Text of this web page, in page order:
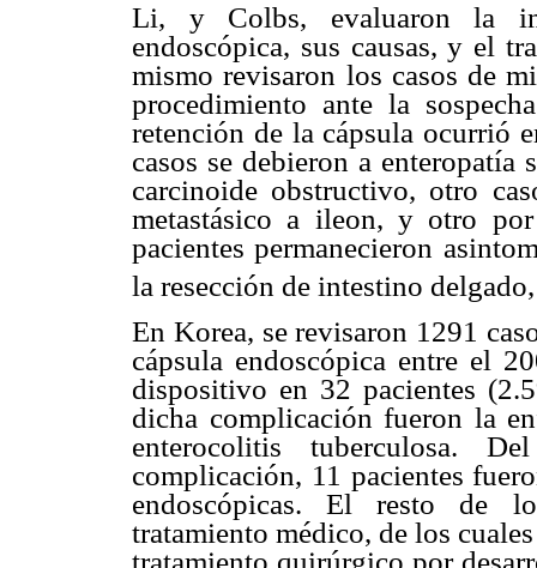
Li, y Colbs, evaluaron la
endoscópica, sus causas, y el
mismo revisaron los casos de
procedimiento ante la
retención de la cápsula ocurrió
casos se debieron a
carcinoide obstructivo, otro
metastásico a ileon, y otro
pacientes permanecieron
la resección de intestino
En Korea, se revisaron 1291
cápsula endoscópica entre el
dispositivo en 32 pacientes
dicha complicación fueron la
enterocolitis tuberculosa.
complicación, 11 pacientes
endoscópicas. El resto de
tratamiento médico, de los
tratamiento quirúrgico por